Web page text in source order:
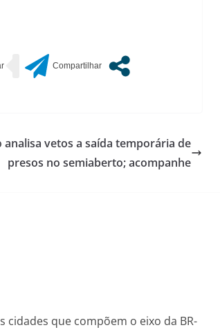
analisa vetos a saída temporária de
presos no semiaberto; acompanhe
cidades que compõem o eixo da BR-